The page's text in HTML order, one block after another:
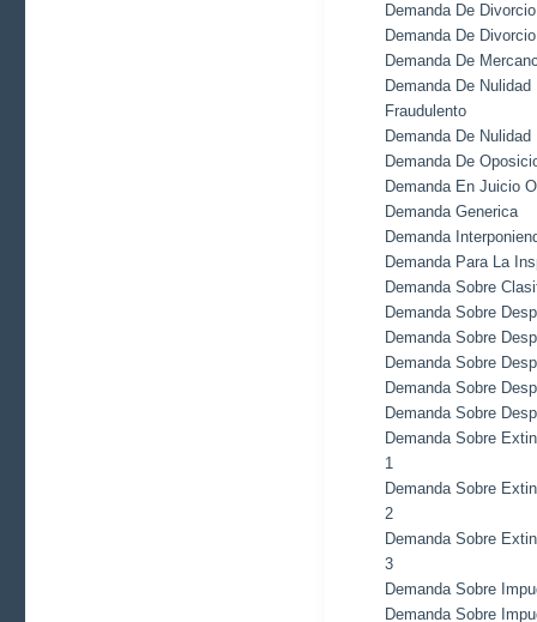
Demanda De
Demanda De
Demanda De
Demanda De
Fraudulento
Demanda De
Demanda De
Demanda En Juicio
Demanda Generica
Demanda
Demanda Para La
Demanda Sobre
Demanda Sobre
Demanda Sobre
Demanda Sobre
Demanda Sobre
Demanda Sobre
Demanda Sobre
1
Demanda Sobre
2
Demanda Sobre
3
Demanda Sobre
Demanda Sobre